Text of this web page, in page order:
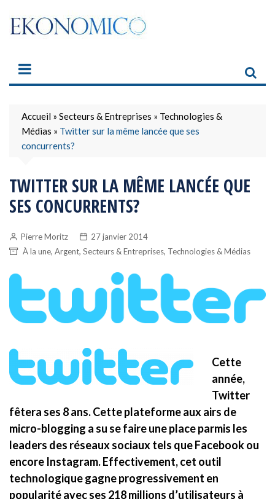
content
Accueil » Secteurs & Entreprises » Technologies &
Médias » Twitter sur la même lancée que ses
concurrents?
TWITTER SUR LA MÊME LANCÉE QUE
SES CONCURRENTS?
Pierre Moritz
27 janvier 2014
À la une, Argent, Secteurs & Entreprises, Technologies & Médias
Cette
année,
Twitter
fêtera ses 8 ans. Cette plateforme aux airs de
micro-blogging a su se faire une place parmis les
leaders des réseaux sociaux tels que Facebook ou
encore Instagram. Effectivement, cet outil
technologique gagne progressivement en
popularité avec ses 218 millions d’utilisateurs à